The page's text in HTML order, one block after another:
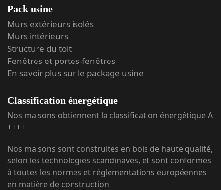
Pack usine
Murs extérieurs isolés
Murs intérieurs
Structure du toit
Fenêtres et portes-fenêtres
En savoir plus sur le package usine
Classification énergétique
Nos maisons obtiennent la classification énergétique A
++++
Nos maisons sont construites en bois de haute qualité,
selon les technologies scandinaves, et sont conformes
à toutes les normes et réglementations européennes
en matière de construction.